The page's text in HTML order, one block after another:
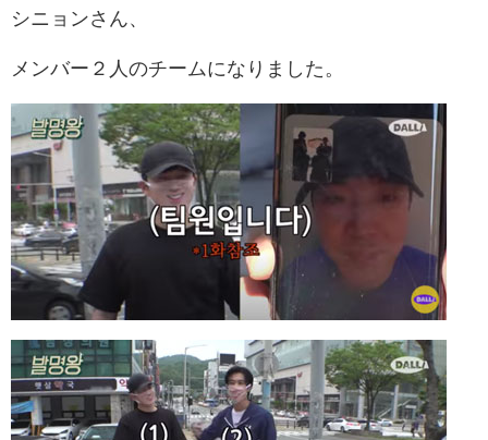
シニョンさん、
メンバー２人のチームになりました。